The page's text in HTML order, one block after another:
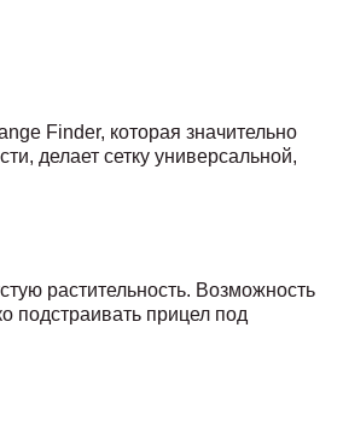
Finder, которая значительно
делает сетку универсальной,
растительность. Возможность
подстраивать прицел под